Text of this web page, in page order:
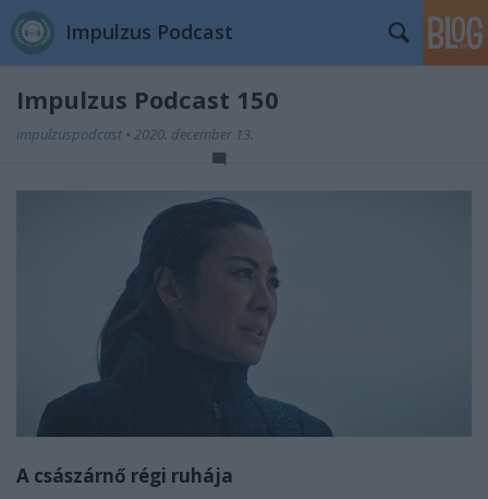
Impulzus Podcast
Impulzus Podcast 150
impulzuspodcast • 2020. december 13.
A császárnő régi ruhája